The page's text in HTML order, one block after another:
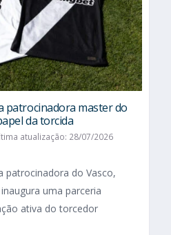
patrocinadora master do
da torcida
atualização: 28/07/2026
patrocinadora do Vasco,
uma parceria
ativa do torcedor